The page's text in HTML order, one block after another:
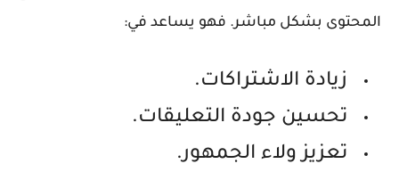
المحتوى بشكل مباشر. فهو يساعد في:
زيادة الاشتراكات.
تحسين جودة التعليقات.
تعزيز ولاء الجمهور.